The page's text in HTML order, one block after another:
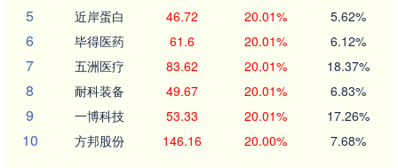
5 近岸蛋白 46.72 20.01% 5.62%
6 毕得医药 61.6 20.01% 6.12%
7 五洲医疗 83.62 20.01% 18.37%
8 耐科装备 49.67 20.01% 6.83%
9 一博科技 53.33 20.01% 17.26%
10 方邦股份 146.16 20.00% 7.68%